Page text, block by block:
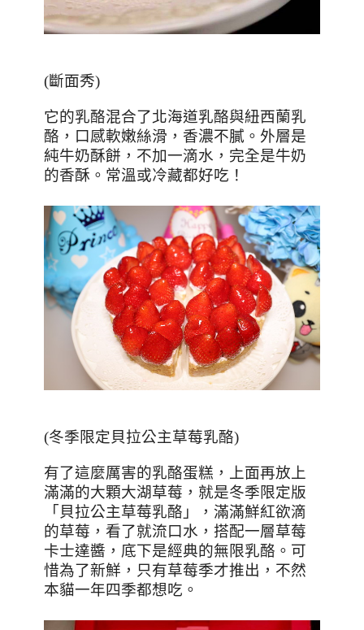
(斷面秀)
它的乳酪混合了北海道乳酪與紐西蘭乳
酪，口感軟嫩絲滑，香濃不膩。外層是
純牛奶酥餅，不加一滴水，完全是牛奶
的香酥。常溫或冷藏都好吃！
(冬季限定貝拉公主草莓乳酪)
有了這麼厲害的乳酪蛋糕，上面再放上
滿滿的大顆大湖草莓，就是冬季限定版
「貝拉公主草莓乳酪」，滿滿鮮紅欲滴
的草莓，看了就流口水，搭配一層草莓
卡士達醬，底下是經典的無限乳酪。可
惜為了新鮮，只有草莓季才推出，不然
本貓一年四季都想吃。